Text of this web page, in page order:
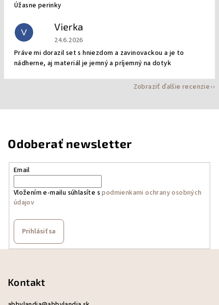
Úžasne perinky
V Vierka
Hodnotenie obchodu je 5 z 5 hviezdičiek.
24.6.2026
Práve mi dorazil set s hniezdom a zavinovackou a je to
nádherne, aj materiál je jemný a príjemný na dotyk
Zobraziť ďalšie recenzie
Odoberať newsletter
Email
Vložením e-mailu súhlasíte spodmienkami ochrany osobných
údajov
Prihlásiť sa
Kontakt